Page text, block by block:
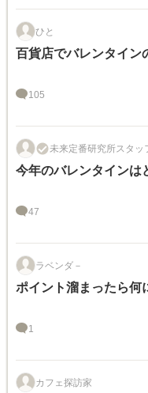
ひと
百貨店でバレンタイン
105
未来定番研究所スタッ
今年のバレンタインは
47
ラベンダ－
ポイント溜まったら何
1
カフェ探訪家